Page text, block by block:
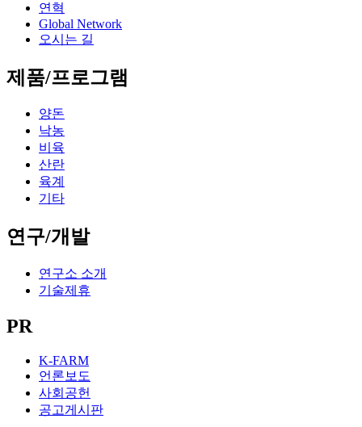
연혁
Global Network
오시는 길
제품/프로그램
양돈
낙농
비육
산란
육계
기타
연구/개발
연구소 소개
기술제휴
PR
K-FARM
언론보도
사회공헌
공고게시판